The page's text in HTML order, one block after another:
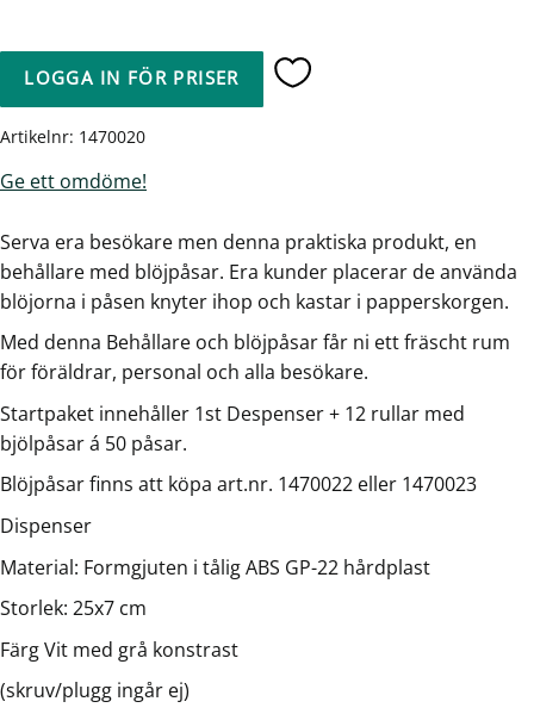
LOGGA IN FÖR PRISER Lägg till i favoriter
Artikelnr 1470020
Ge ett omdöme!
Serva era besökare men denna praktiska produkt, en
behållare med blöjpåsar. Era kunder placerar de använda
blöjorna i påsen knyter ihop och kastar i papperskorgen.
Med denna Behållare och blöjpåsar får ni ett fräscht rum
för föräldrar, personal och alla besökare.
Startpaket innehåller 1st Despenser + 12 rullar med
bjölpåsar á 50 påsar.
Blöjpåsar finns att köpa art.nr. 1470022 eller 1470023
Dispenser
Material: Formgjuten i tålig ABS GP-22 hårdplast
Storlek: 25x7 cm
Färg Vit med grå konstrast
(skruv/plugg ingår ej)